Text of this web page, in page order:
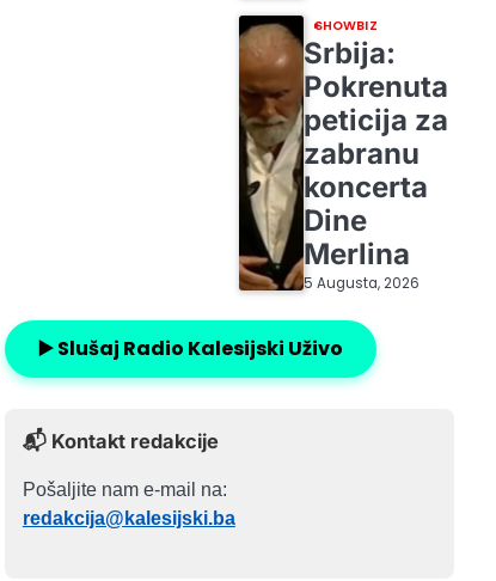
SHOWBIZ
Srbija:
Pokrenuta
peticija za
zabranu
koncerta
Dine
Merlina
5 Augusta, 2026
▶️ Slušaj Radio Kalesijski Uživo
📬 Kontakt redakcije
Pošaljite nam e-mail na:
redakcija@kalesijski.ba